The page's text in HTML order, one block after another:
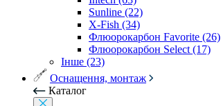
Sunline (22)
X-Fish (34)
Флюорокарбон Favorite (26)
Флюорокарбон Select (17)
Інше (23)
Оснащення, монтаж
Каталог